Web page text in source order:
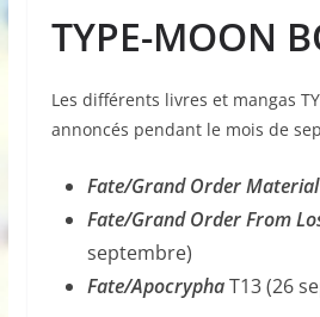
TYPE-MOON
Les différents livres et mangas
annoncés pendant le mois de
Fate/Grand Order
Fate/Grand Order From
septembre)
Fate/ApocryphaT13 (26